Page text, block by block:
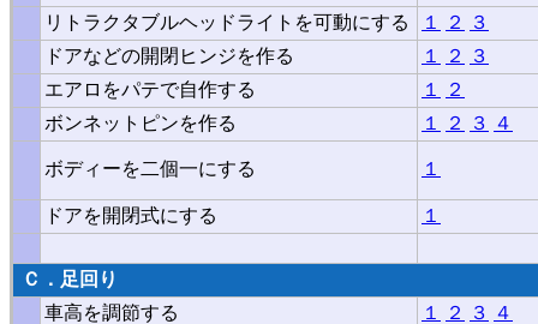
リトラクタブルヘッドライトを可動にする
１ ２
３
ドアなどの開閉ヒンジを作る
１ ２
３
エアロをパテで自作する
１
２
ボンネットピンを作る
１ ２ ３ ４
ボディーを二個一にする １
ドアを開閉式にする １
Ｃ ． 足回り
車高を調節する
１ ２ ３
４